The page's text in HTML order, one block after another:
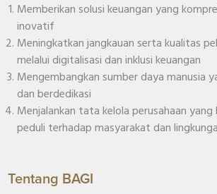
Memberikan solusi keuangan yang
inovatif
Meningkatkan jangkauan serta kualitas
melalui digitalisasi dan inklusi keuangan
Mengembangkan sumber daya manusia
dan berdedikasi
Menjalankan tata kelola perusahaan
peduli terhadap masyarakat dan
Tentang BAGI